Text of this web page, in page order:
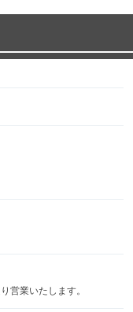
営業いたします。